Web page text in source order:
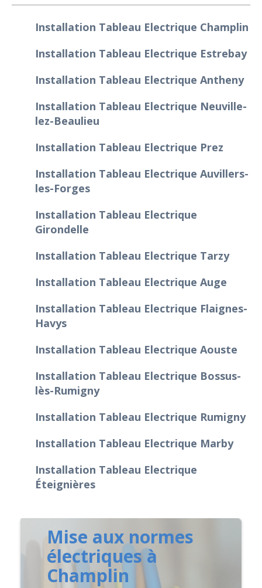
Installation Tableau Electrique Champlin
Installation Tableau Electrique Estrebay
Installation Tableau Electrique Antheny
Installation Tableau Electrique Neuville-
lez-Beaulieu
Installation Tableau Electrique Prez
Installation Tableau Electrique Auvillers-
les-Forges
Installation Tableau Electrique
Girondelle
Installation Tableau Electrique Tarzy
Installation Tableau Electrique Auge
Installation Tableau Electrique Flaignes-
Havys
Installation Tableau Electrique Aouste
Installation Tableau Electrique Bossus-
lès-Rumigny
Installation Tableau Electrique Rumigny
Installation Tableau Electrique Marby
Installation Tableau Electrique
Éteignières
Mise aux normes
électriques à
Champlin